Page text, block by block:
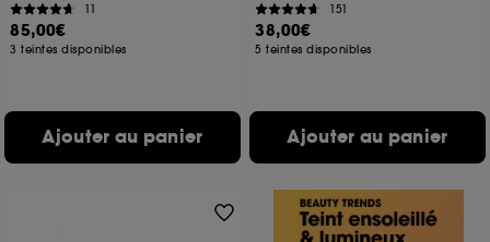
11
85,00€
3 teintes disponibles
Ajouter au panier
151
38,00€
5 teintes disponibles
Ajouter au panier